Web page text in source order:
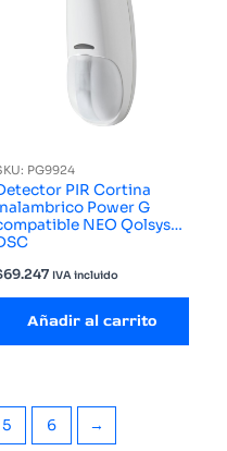
PG9924
PIR Cortina
Power G
NEO Qolsys
69.247 IVA incluido
Añadir al carrito
5 6 →